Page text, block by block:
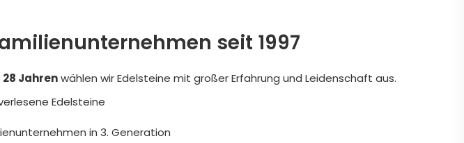
seit 1997
28 Jahrenwählen wir Edelsteine mit großer Erfahrung und Leidenschaft aus.
Edelsteine
in 3. Generation